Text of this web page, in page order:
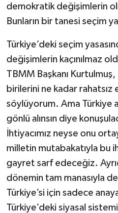
demokratik değişimlerin
Bunların bir tanesi seçim
Türkiye’deki seçim
değişimlerin kaçınılmaz
TBMM Başkanı
birilerini ne kadar
söylüyorum. Ama Türkiye
gönlü alınsın diye
İhtiyacımız neyse onu
milletin mutabakatıyla bu
gayret sarf edeceğiz.
dönemin tam manasıyla
Türkiye’si için sadece
Türkiye’deki siyasal